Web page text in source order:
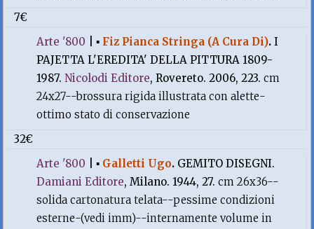
7€
Arte '800 |▪ Fiz Pianca Stringa (A Cura Di).I
PAJETTA L'EREDITA' DELLA PITTURA 1809-
1987.Nicolodi Editore, Rovereto. 2006, 223.cm
24x27--brossura rigida illustrata con alette-
ottimo stato di conservazione
32€
Arte '800 |▪ Galletti Ugo. GEMITO DISEGNI.
Damiani Editore, Milano. 1944, 27.cm 26x36--
solida cartonatura telata--pessime condizioni
esterne-(vedi imm)--internamente volume in